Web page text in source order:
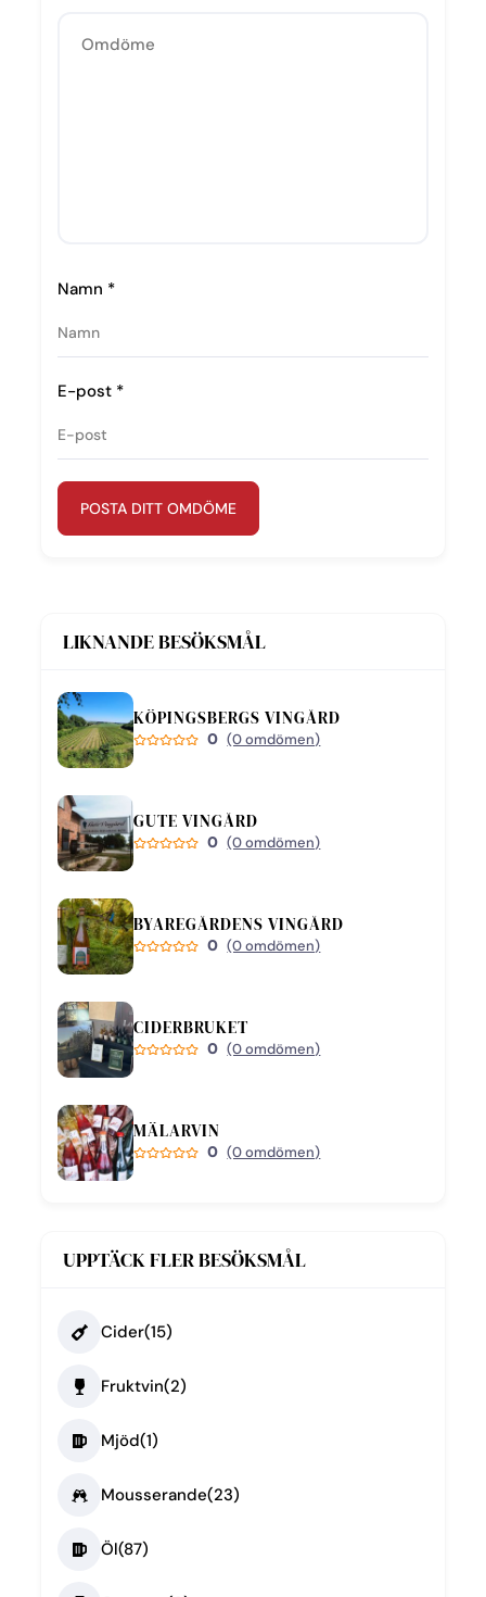
Namn *
E-post *
POSTA DITT OMDÖME
LIKNANDE BESÖKSMÅL
KÖPINGSBERGS VINGÅRD
0 (0 omdömen)
GUTE VINGÅRD
0 (0 omdömen)
BYAREGÅRDENS VINGÅRD
0 (0 omdömen)
CIDERBRUKET
0 (0 omdömen)
MÄLARVIN
0 (0 omdömen)
UPPTÄCK FLER BESÖKSMÅL
Cider(15)
Fruktvin(2)
Mjöd(1)
Mousserande(23)
Öl(87)